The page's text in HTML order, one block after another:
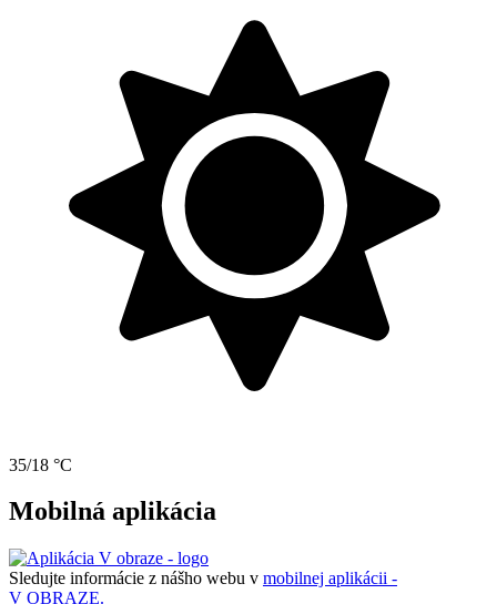
35/18 °C
Mobilná aplikácia
Sledujte informácie z nášho webu v mobilnej aplikácii -
V OBRAZE.